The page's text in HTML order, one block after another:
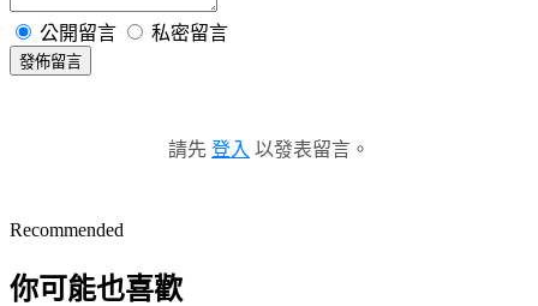
公開留言 私密留言
發佈留言
請先 登入 以發表留言。
Recommended
你可能也喜歡